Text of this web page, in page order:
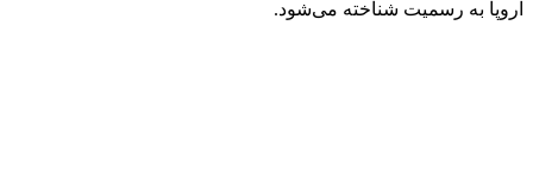
اروپا به رسمیت شناخته می‌شود.